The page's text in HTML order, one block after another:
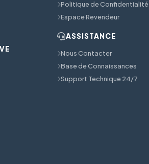
Politique de Confidentialité
Espace Revendeur
ASSISTANCE
Nous Contacter
Base de Connaissances
Support Technique 24/7